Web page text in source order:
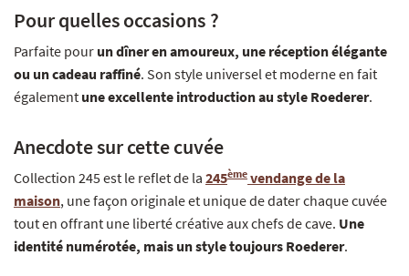
Pour quelles occasions ?
Parfaite pour un dîner en amoureux, une réception élégante
ou un cadeau raffiné. Son style universel et moderne en fait
également une excellente introduction au style Roederer.
Anecdote sur cette cuvée
Collection 245 est le reflet de la 245ème vendange de la
maison, une façon originale et unique de dater chaque cuvée
tout en offrant une liberté créative aux chefs de cave. Une
identité numérotée, mais un style toujours Roederer.